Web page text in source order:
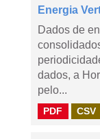
Energia
Dados de
dados, a
pelo...
PDF CSV